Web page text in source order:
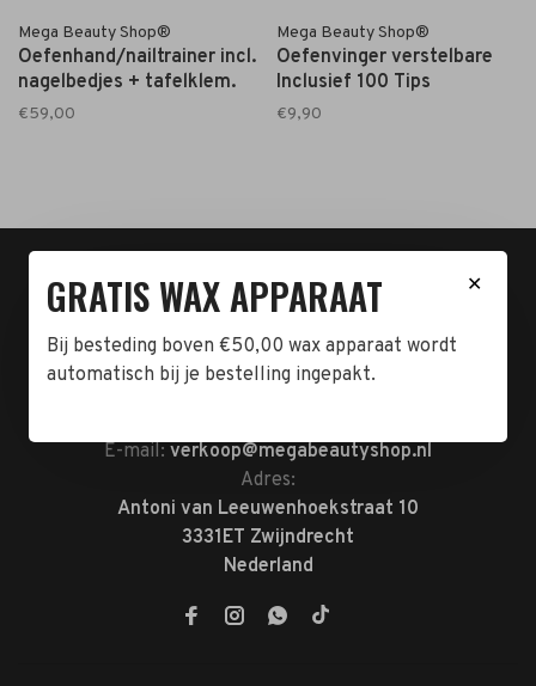
Mega Beauty Shop®
Oefenhand/nailtrainer incl.
nagelbedjes + tafelklem.
€59,00
Mega Beauty Shop®
Oefenvinger verstelbare
Inclusief 100 Tips
€9,90
t.n.v. Cartero Zwijndrecht.
IBAN : NL23ABNA0478555466
BTW-NL858962676B01
KVK-72047070
E-mail: verkoop@megabeautyshop.nl
Adres:
Antoni van Leeuwenhoekstraat 10
3331ET Zwijndrecht
Nederland
✕
GRATIS WAX APPARAAT
Bij besteding boven €50,00 wax apparaat wordt
automatisch bij je bestelling ingepakt.